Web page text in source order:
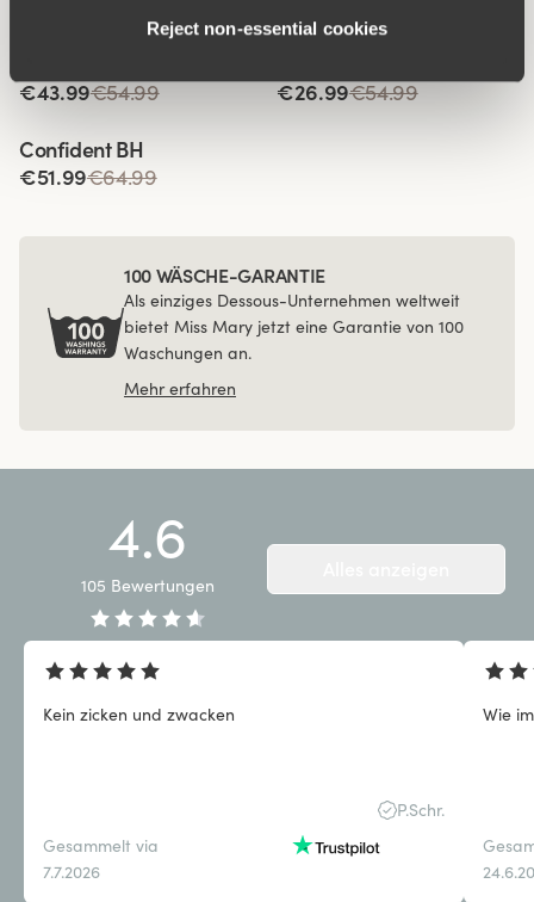
Reject non‑essential cookies
Ähnliche Produkte
€43.99€54.99
€26.99€54.99
Confident BH
€51.99€64.99
100 WÄSCHE-GARANTIE
Als einziges Dessous-Unternehmen weltweit
bietet Miss Mary jetzt eine Garantie von 100
Waschungen an.
Mehr erfahren
4.6
105 Bewertungen
Kein zicken und zwacken
P.Schr.
Gesammelt via
7.7.2026
Wie